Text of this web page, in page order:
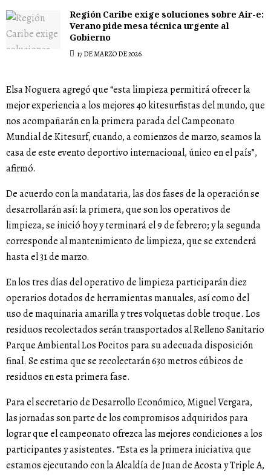
Región Caribe exige soluciones sobre Air-e:
Verano pide mesa técnica urgente al
Gobierno
17 DE MARZO DE 2026
Elsa Noguera agregó que “esta limpieza permitirá ofrecer la
mejor experiencia a los mejores 40 kitesurfistas del mundo, que
nos acompañarán en la primera parada del Campeonato
Mundial de Kitesurf, cuando, a comienzos de marzo, seamos la
casa de este evento deportivo internacional, único en el país”,
afirmó.
De acuerdo con la mandataria, las dos fases de la operación se
desarrollarán así: la primera, que son los operativos de
limpieza, se inició hoy y terminará el 9 de febrero; y la segunda
corresponde al mantenimiento de limpieza, que se extenderá
hasta el 31 de marzo.
En los tres días del operativo de limpieza participarán diez
operarios dotados de herramientas manuales, así como del
uso de maquinaria amarilla y tres volquetas doble troque. Los
residuos recolectados serán transportados al Relleno Sanitario
Parque Ambiental Los Pocitos para su adecuada disposición
final. Se estima que se recolectarán 630 metros cúbicos de
residuos en esta primera fase.
Para el secretario de Desarrollo Económico, Miguel Vergara,
las jornadas son parte de los compromisos adquiridos para
lograr que el campeonato ofrezca las mejores condiciones a los
participantes y asistentes. “Esta es la primera iniciativa que
estamos ejecutando con la Alcaldía de Juan de Acosta y Triple A,